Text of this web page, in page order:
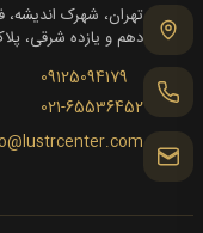
دهم و یازده شرقی، پلاک
09125094179
021-65536452